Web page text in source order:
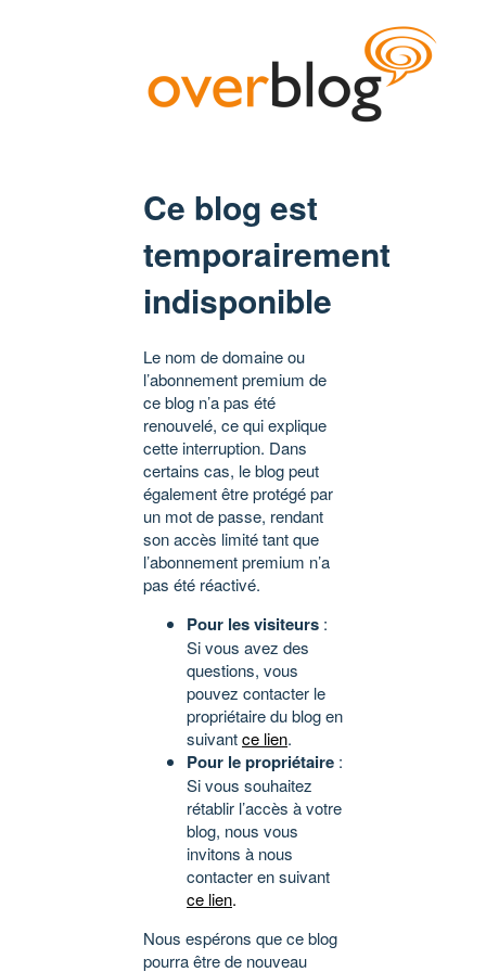
Ce blog est
temporairement
indisponible
Le nom de domaine ou
l’abonnement premium de
ce blog n’a pas été
renouvelé, ce qui explique
cette interruption. Dans
certains cas, le blog peut
également être protégé par
un mot de passe, rendant
son accès limité tant que
l’abonnement premium n’a
pas été réactivé.
Pour les visiteurs :
Si vous avez des
questions, vous
pouvez contacter le
propriétaire du blog en
suivantce lien.
Pour le propriétaire :
Si vous souhaitez
rétablir l’accès à votre
blog, nous vous
invitons à nous
contacter en suivant
ce lien.
Nous espérons que ce blog
pourra être de nouveau